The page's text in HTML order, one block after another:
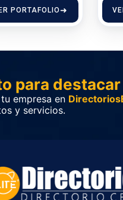
PORTAFOLIO
para
empresa en
y servicios.